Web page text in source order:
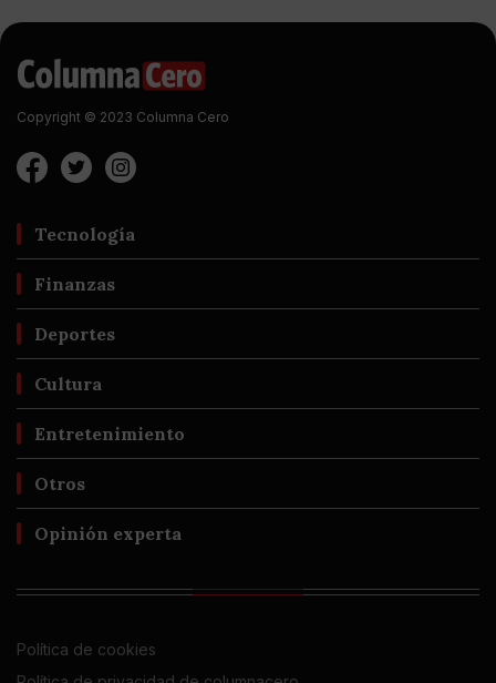
Copyright © 2023 Columna Cero
Tecnología
Finanzas
Deportes
Cultura
Entretenimiento
Otros
Opinión experta
Política de cookies